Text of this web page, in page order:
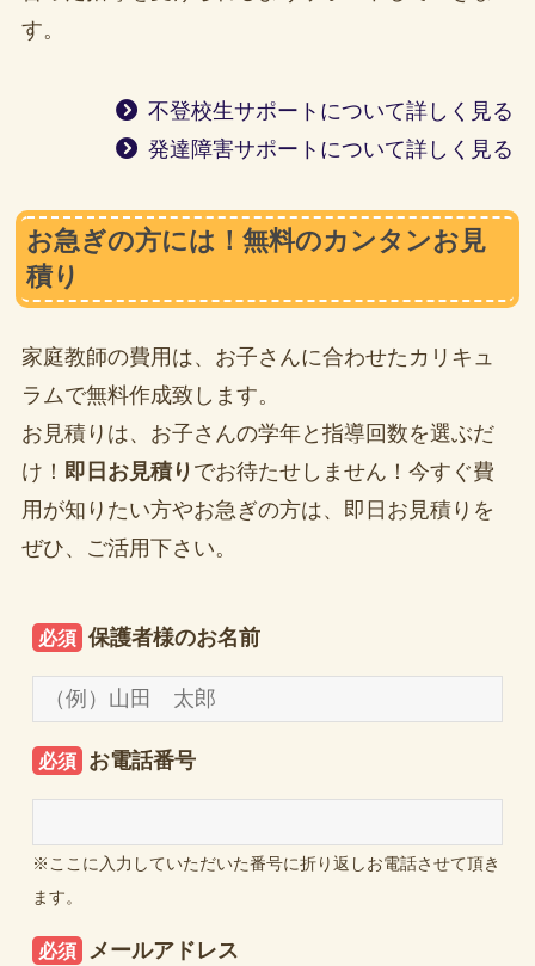
す。
不登校生サポートについて詳しく見る
発達障害サポートについて詳しく見る
お急ぎの方には！無料のカンタンお見
積り
家庭教師の費用は、お子さんに合わせたカリキュ
ラムで無料作成致します。
お見積りは、お子さんの学年と指導回数を選ぶだ
け！ 即日お見積り でお待たせしません！今すぐ費
用が知りたい方やお急ぎの方は、即日お見積りを
ぜひ、ご活用下さい。
必須 保護者様のお名前
必須 お電話番号
※ここに入力していただいた番号に折り返しお電話させて頂き
ます。
必須 メールアドレス